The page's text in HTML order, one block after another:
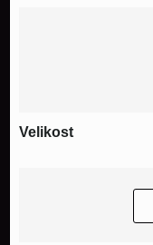
Velikost